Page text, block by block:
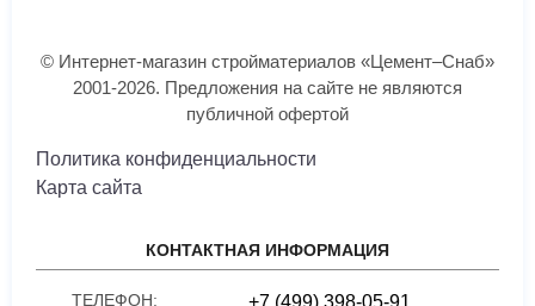
© Интернет-магазин стройматериалов «Цемент–Снаб»
2001-2026. Предложения на сайте не являются
публичной офертой
Политика конфиденциальности
Карта сайта
КОНТАКТНАЯ ИНФОРМАЦИЯ
ТЕЛЕФОН: +7 (499) 398-05-91